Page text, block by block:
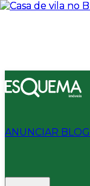
ANUNCIAR BLOG